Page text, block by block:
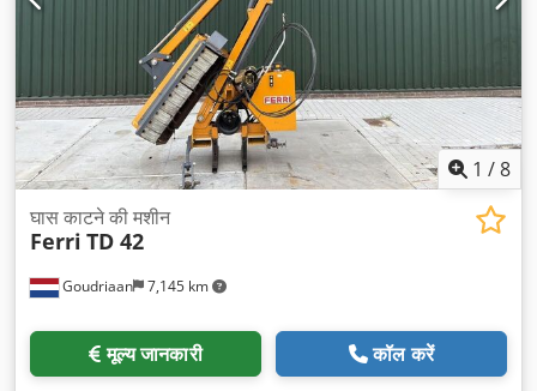
1 /8
Goudriaan 7,145 km
घास काटने की मशीन
Ferri TD 42
मूल्य जानकारी कॉल करें